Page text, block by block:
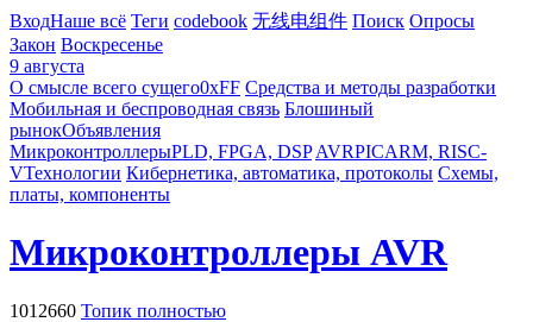
ВходНаше всё Теги codebook 无线电组件 Поиск Опросы
Закон Воскресенье
9 августа
О смысле всего сущего0xFF Средства и методы разработки
Мобильная и беспроводная связь Блошиный
рынокОбъявления
МикроконтроллерыPLD, FPGA, DSP AVRPICARM, RISC-
VТехнологии Кибернетика, автоматика, протоколы Схемы,
платы, компоненты
Микроконтроллеры AVR
1012660 Топик полностью